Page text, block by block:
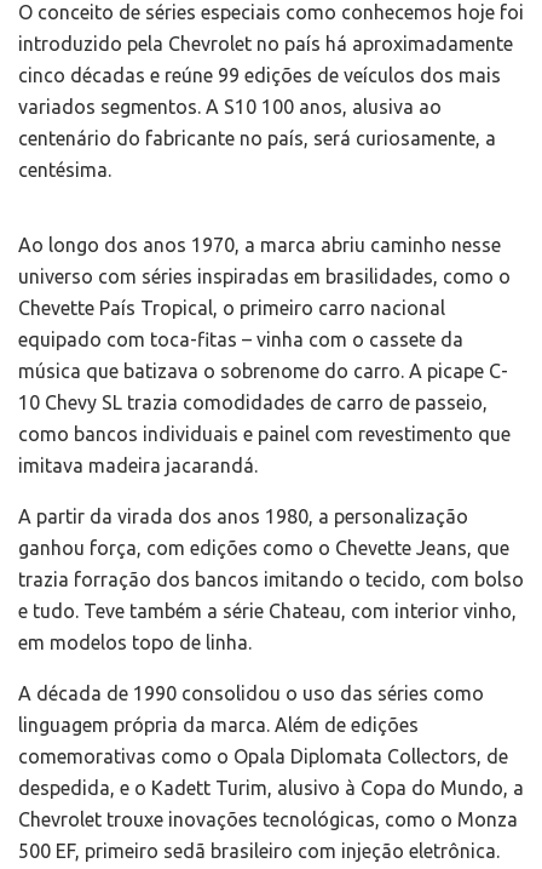
O conceito de séries especiais como conhecemos hoje foi
introduzido pela Chevrolet no país há aproximadamente
cinco décadas e reúne 99 edições de veículos dos mais
variados segmentos. A S10 100 anos, alusiva ao
centenário do fabricante no país, será curiosamente, a
centésima.
Ao longo dos anos 1970, a marca abriu caminho nesse
universo com séries inspiradas em brasilidades, como o
Chevette País Tropical, o primeiro carro nacional
equipado com toca-fitas – vinha com o cassete da
música que batizava o sobrenome do carro. A picape C-
10 Chevy SL trazia comodidades de carro de passeio,
como bancos individuais e painel com revestimento que
imitava madeira jacarandá.
A partir da virada dos anos 1980, a personalização
ganhou força, com edições como o Chevette Jeans, que
trazia forração dos bancos imitando o tecido, com bolso
e tudo. Teve também a série Chateau, com interior vinho,
em modelos topo de linha.
A década de 1990 consolidou o uso das séries como
linguagem própria da marca. Além de edições
comemorativas como o Opala Diplomata Collectors, de
despedida, e o Kadett Turim, alusivo à Copa do Mundo, a
Chevrolet trouxe inovações tecnológicas, como o Monza
500 EF, primeiro sedã brasileiro com injeção eletrônica.